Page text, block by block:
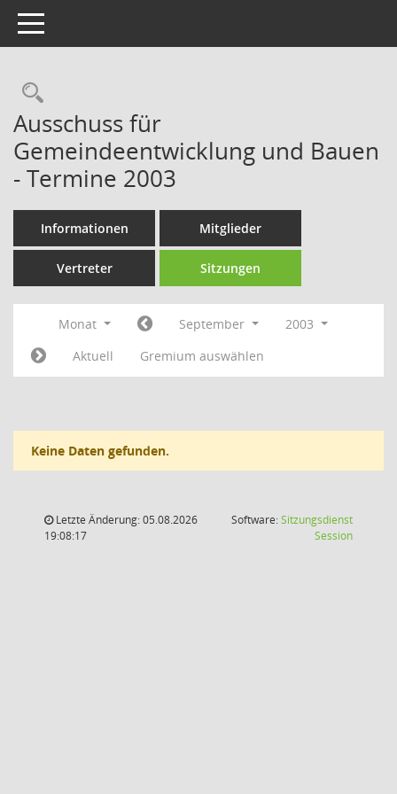
Toggle navigation
Rechercheauswahl
Ausschuss für
Gemeindeentwicklung und Bauen
- Termine 2003
Informationen Mitglieder
Vertreter Sitzungen
Monat September
2003
Aktuell
Gremium auswählen
Keine Daten gefunden.
Letzte Änderung: 05.08.2026
19:08:17
Software:Sitzungsdienst
Session(Wird in